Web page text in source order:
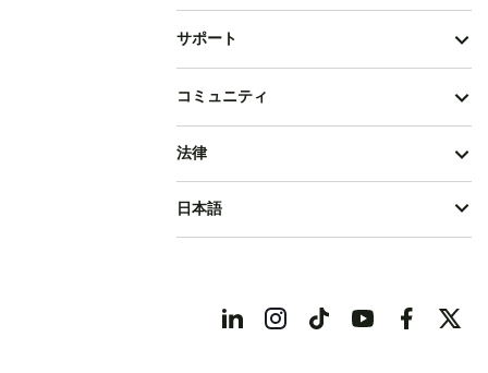
サポート
コミュニティ
法律
日本語